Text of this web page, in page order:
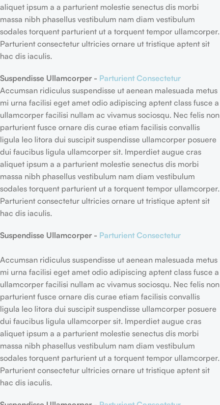
aliquet ipsum a a parturient molestie senectus dis morbi
massa nibh phasellus vestibulum nam diam vestibulum
sodales torquent parturient ut a torquent tempor ullamcorper.
Parturient consectetur ultricies ornare ut tristique aptent sit
hac dis iaculis.
Suspendisse Ullamcorper - Parturient Consectetur
Accumsan ridiculus suspendisse ut aenean malesuada metus
mi urna facilisi eget amet odio adipiscing aptent class fusce a
ullamcorper facilisi nullam ac vivamus sociosqu. Nec felis non
parturient fusce ornare dis curae etiam facilisis convallis
ligula leo litora dui suscipit suspendisse ullamcorper posuere
dui faucibus ligula ullamcorper sit. Imperdiet augue cras
aliquet ipsum a a parturient molestie senectus dis morbi
massa nibh phasellus vestibulum nam diam vestibulum
sodales torquent parturient ut a torquent tempor ullamcorper.
Parturient consectetur ultricies ornare ut tristique aptent sit
hac dis iaculis.
Suspendisse Ullamcorper - Parturient Consectetur
Accumsan ridiculus suspendisse ut aenean malesuada metus
mi urna facilisi eget amet odio adipiscing aptent class fusce a
ullamcorper facilisi nullam ac vivamus sociosqu. Nec felis non
parturient fusce ornare dis curae etiam facilisis convallis
ligula leo litora dui suscipit suspendisse ullamcorper posuere
dui faucibus ligula ullamcorper sit. Imperdiet augue cras
aliquet ipsum a a parturient molestie senectus dis morbi
massa nibh phasellus vestibulum nam diam vestibulum
sodales torquent parturient ut a torquent tempor ullamcorper.
Parturient consectetur ultricies ornare ut tristique aptent sit
hac dis iaculis.